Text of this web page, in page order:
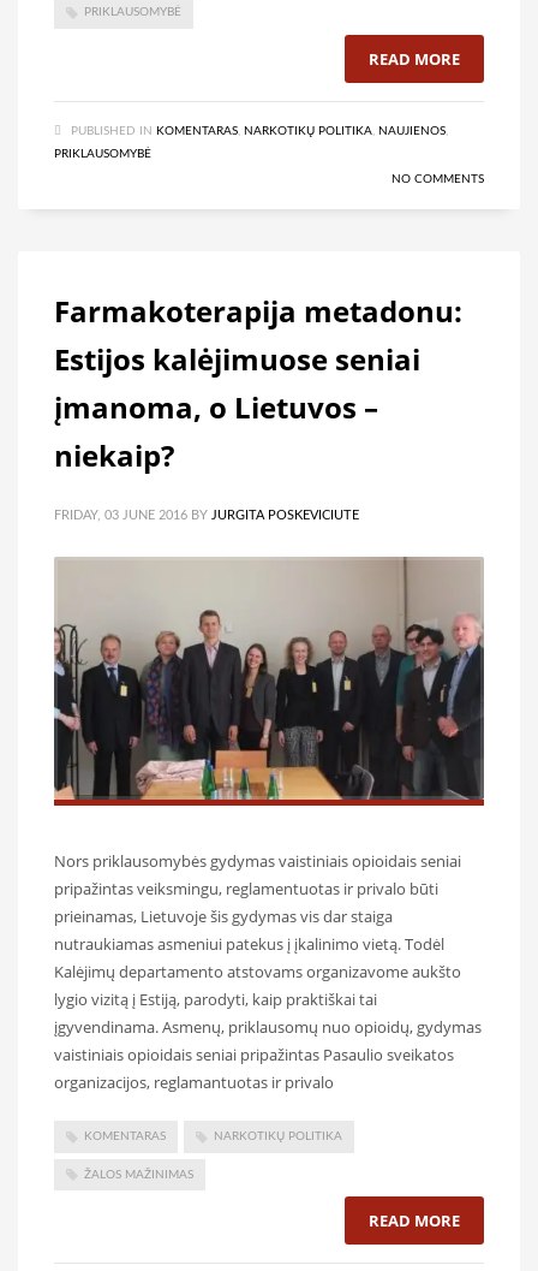
PRIKLAUSOMYBĖ
READ MORE
PUBLISHED IN KOMENTARAS NARKOTIKŲ POLITIKA NAUJIENOS
PRIKLAUSOMYBĖ
NO COMMENTS
Farmakoterapija metadonu:
Estijos kalėjimuose seniai
įmanoma, o Lietuvos –
niekaip?
FRIDAY, 03 JUNE 2016 BY JURGITA POSKEVICIUTE
Nors priklausomybės gydymas vaistiniais opioidais seniai
pripažintas veiksmingu, reglamentuotas ir privalo būti
prieinamas, Lietuvoje šis gydymas vis dar staiga
nutraukiamas asmeniui patekus į įkalinimo vietą. Todėl
Kalėjimų departamento atstovams organizavome aukšto
lygio vizitą į Estiją, parodyti, kaip praktiškai tai
įgyvendinama. Asmenų, priklausomų nuo opioidų, gydymas
vaistiniais opioidais seniai pripažintas Pasaulio sveikatos
organizacijos, reglamantuotas ir privalo
KOMENTARAS NARKOTIKŲ POLITIKA
ŽALOS MAŽINIMAS
READ MORE